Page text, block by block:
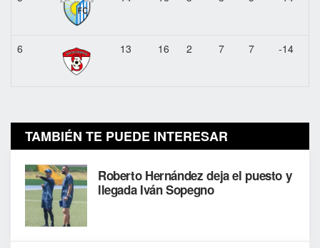
6 13 16 2 7 7 -14
TAMBIÉN TE PUEDE INTERESAR
Roberto Hernández deja el puesto y
llegada Iván Sopegno